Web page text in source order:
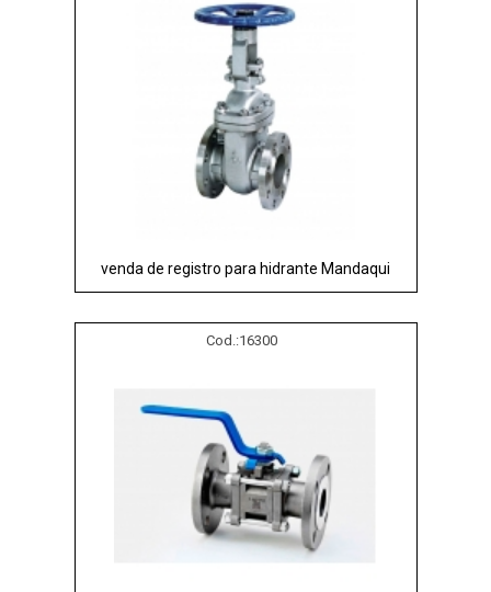
venda de registro para hidrante Mandaqui
Cod.:16300